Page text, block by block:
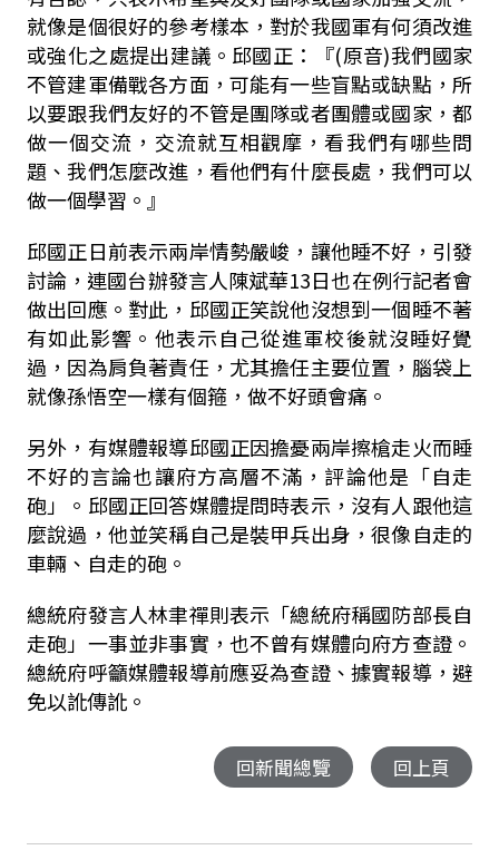
就像是個很好的參考樣本，對於我國軍有何須改進
或強化之處提出建議。邱國正：『(原音)我們國家
不管建軍備戰各方面，可能有一些盲點或缺點，所
以要跟我們友好的不管是團隊或者團體或國家，都
做一個交流，交流就互相觀摩，看我們有哪些問
題、我們怎麼改進，看他們有什麼長處，我們可以
做一個學習。』
邱國正日前表示兩岸情勢嚴峻，讓他睡不好，引發
討論，連國台辦發言人陳斌華13日也在例行記者會
做出回應。對此，邱國正笑說他沒想到一個睡不著
有如此影響。他表示自己從進軍校後就沒睡好覺
過，因為肩負著責任，尤其擔任主要位置，腦袋上
就像孫悟空一樣有個箍，做不好頭會痛。
另外，有媒體報導邱國正因擔憂兩岸擦槍走火而睡
不好的言論也讓府方高層不滿，評論他是「自走
砲」。邱國正回答媒體提問時表示，沒有人跟他這
麼說過，他並笑稱自己是裝甲兵出身，很像自走的
車輛、自走的砲。
總統府發言人林聿禪則表示「總統府稱國防部長自
走砲」一事並非事實，也不曾有媒體向府方查證。
總統府呼籲媒體報導前應妥為查證、據實報導，避
免以訛傳訛。
回新聞總覽 回上頁